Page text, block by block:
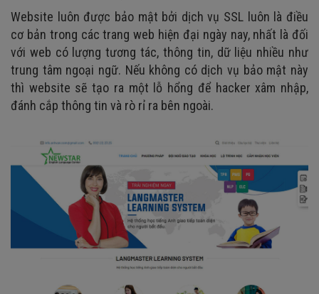
Website luôn được bảo mật bởi dịch vụ SSL luôn là điều
cơ bản trong các trang web hiện đại ngày nay, nhất là đối
với web có lượng tương tác, thông tin, dữ liệu nhiều như
trung tâm ngoại ngữ. Nếu không có dịch vụ bảo mật này
thì website sẽ tạo ra một lỗ hổng để hacker xâm nhập,
đánh cắp thông tin và rò rỉ ra bên ngoài.